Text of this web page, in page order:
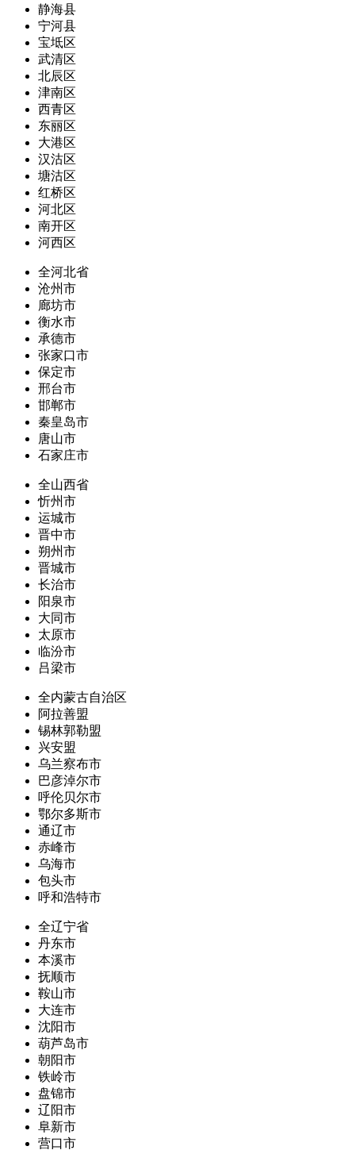
静海县
宁河县
宝坻区
武清区
北辰区
津南区
西青区
东丽区
大港区
汉沽区
塘沽区
红桥区
河北区
南开区
河西区
全河北省
沧州市
廊坊市
衡水市
承德市
张家口市
保定市
邢台市
邯郸市
秦皇岛市
唐山市
石家庄市
全山西省
忻州市
运城市
晋中市
朔州市
晋城市
长治市
阳泉市
大同市
太原市
临汾市
吕梁市
全内蒙古自治区
阿拉善盟
锡林郭勒盟
兴安盟
乌兰察布市
巴彦淖尔市
呼伦贝尔市
鄂尔多斯市
通辽市
赤峰市
乌海市
包头市
呼和浩特市
全辽宁省
丹东市
本溪市
抚顺市
鞍山市
大连市
沈阳市
葫芦岛市
朝阳市
铁岭市
盘锦市
辽阳市
阜新市
营口市